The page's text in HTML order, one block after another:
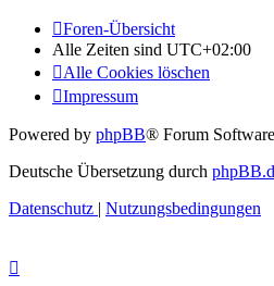
Foren-Übersicht
Alle Zeiten sind UTC+02:00
Alle Cookies löschen
Impressum
Powered by phpBB® Forum
Deutsche Übersetzung durch
Datenschutz | Nutzungsbedingungen